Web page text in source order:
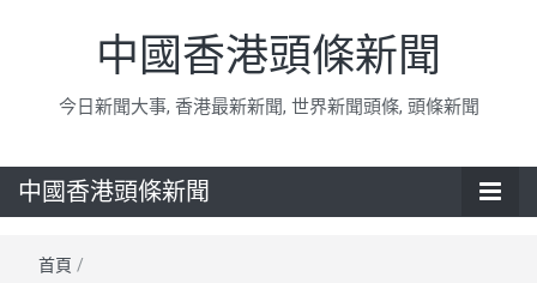
中國香港頭條新聞
今日新聞大事, 香港最新新聞, 世界新聞頭條, 頭條新聞
中國香港頭條新聞
首頁 /